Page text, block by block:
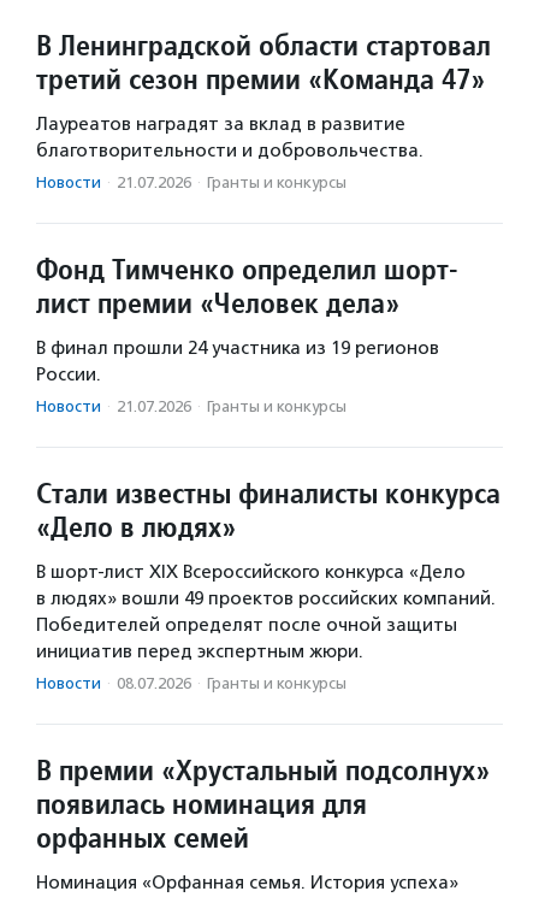
В Ленинградской области стартовал
третий сезон премии «Команда 47»
Лауреатов наградят за вклад в развитие
благотворительности и добровольчества.
Новости · 21.07.2026 · Гранты и конкурсы
Фонд Тимченко определил шорт-
лист премии «Человек дела»
В финал прошли 24 участника из 19 регионов
России.
Новости · 21.07.2026 · Гранты и конкурсы
Стали известны финалисты конкурса
«Дело в людях»
В шорт-лист XIX Всероссийского конкурса «Дело
в людях» вошли 49 проектов российских компаний.
Победителей определят после очной защиты
инициатив перед экспертным жюри.
Новости · 08.07.2026 · Гранты и конкурсы
В премии «Хрустальный подсолнух»
появилась номинация для
орфанных семей
Номинация «Орфанная семья. История успеха»